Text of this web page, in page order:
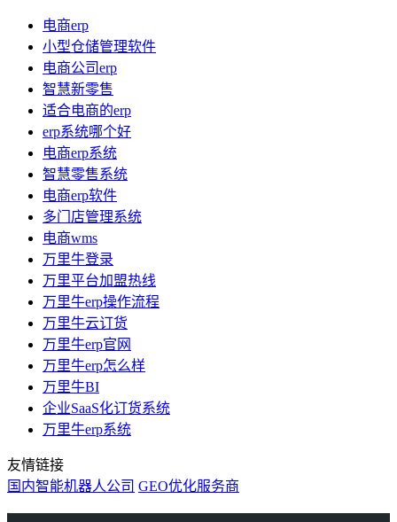
电商erp
小型仓储管理软件
电商公司erp
智慧新零售
适合电商的erp
erp系统哪个好
电商erp系统
智慧零售系统
电商erp软件
多门店管理系统
电商wms
万里牛登录
万里平台加盟热线
万里牛erp操作流程
万里牛云订货
万里牛erp官网
万里牛erp怎么样
万里牛BI
企业SaaS化订货系统
万里牛erp系统
友情链接
国内智能机器人公司 GEO优化服务商